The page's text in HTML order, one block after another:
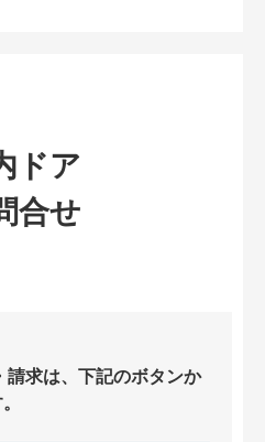
ドア
合せ
求は、下記のボタンか